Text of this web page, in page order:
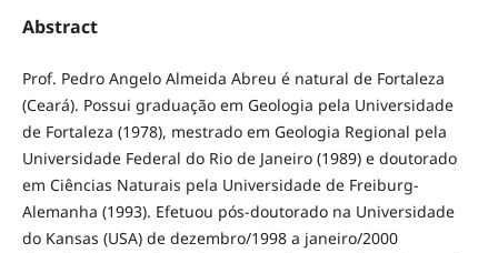
Abstract
Prof. Pedro Angelo Almeida Abreu é natural de Fortaleza
(Ceará). Possui graduação em Geologia pela Universidade
de Fortaleza (1978), mestrado em Geologia Regional pela
Universidade Federal do Rio de Janeiro (1989) e doutorado
em Ciências Naturais pela Universidade de Freiburg-
Alemanha (1993). Efetuou pós-doutorado na Universidade
do Kansas (USA) de dezembro/1998 a janeiro/2000